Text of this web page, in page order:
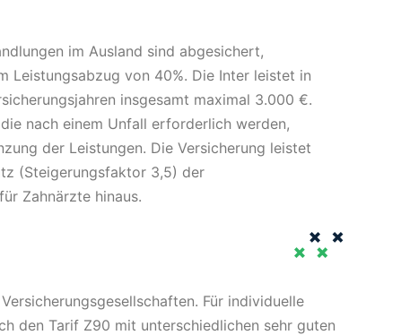
im Ausland sind abgesichert,
Leistungsabzug von 40%. Die Inter leistet in
insgesamt maximal 3.000 €.
die nach einem Unfall erforderlich werden,
der Leistungen. Die Versicherung leistet
(Steigerungsfaktor 3,5) der
Zahnärzte hinaus.
Für individuelle
den Tarif Z90 mit unterschiedlichen sehr guten